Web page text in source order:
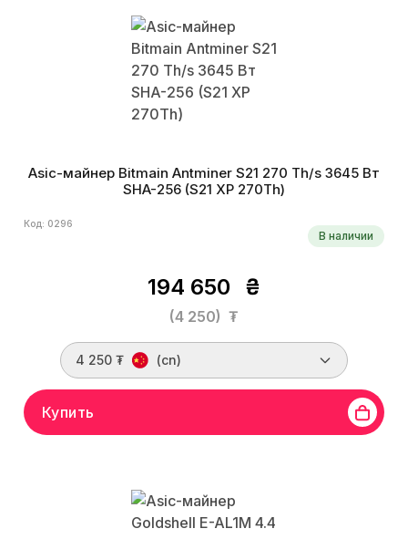
Asic-майнер Bitmain Antminer S21 270 Th/s 3645 Вт
SHA-256 (S21 XP 270Th)
Код: 0296
В наличии
194 650 ₴
(4 250) ₮
4 250 ₮ (cn)
Купить